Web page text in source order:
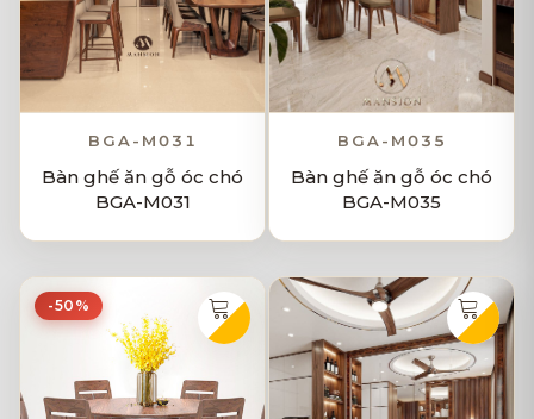
BGA-M031
Bàn ghế ăn gỗ óc chó
BGA-M031
BGA-M035
Bàn ghế ăn gỗ óc chó
BGA-M035
-50%